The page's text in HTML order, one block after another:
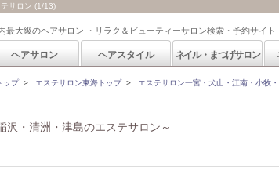
サロン (1/13)
最大級のヘアサロン ・リラク＆ビューティーサロン検索・予約サイト
ヘアサロン ヘアスタイル ネイル・まつげサロン
ップ> エステサロン東海トップ> エステサロン一宮・犬山・江南・小牧
沢・清洲・津島のエステサロン～